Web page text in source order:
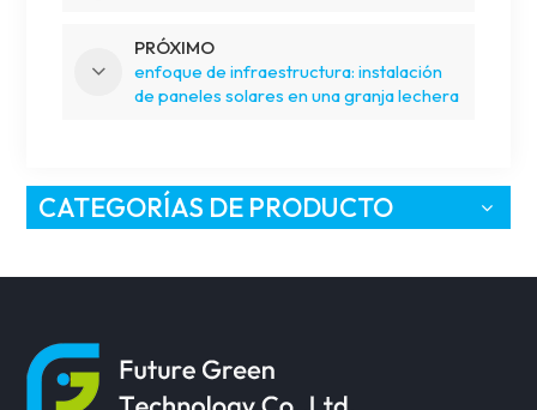
PRÓXIMO
enfoque de infraestructura: instalación
de paneles solares en una granja lechera
CATEGORÍAS DE PRODUCTO